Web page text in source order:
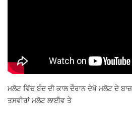
ਮਲੋਟ ਵਿੱਚ ਬੰਦ ਦੀ ਕਾਲ ਦੌਰਾਨ ਦੇਖੋ ਮਲੋਟ ਦੇ
ਤਸਵੀਰਾਂ ਮਲੋਟ ਲਾਈਵ ਤੇ